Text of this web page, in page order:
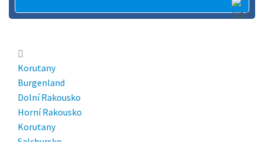
Korutany
Burgenland
Dolní Rakousko
Horní Rakousko
Korutany